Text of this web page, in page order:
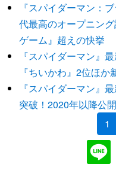
『スパイダーマン：
代最高のオープニン
ゲーム』超えの快挙
『スパイダーマン』
『ちいかわ』2位ほ
『スパイダーマン』
突破！2020年以降公
1